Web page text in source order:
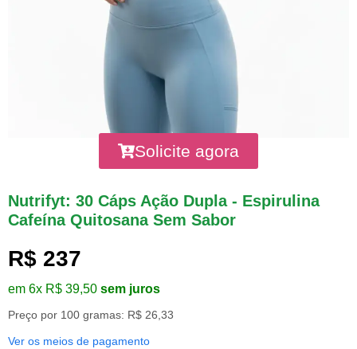
Solicite agora
Nutrifyt: 30 Cáps Ação Dupla - Espirulina
Cafeína Quitosana Sem Sabor
R$ 237
em 6x R$ 39,50 sem juros
Preço por 100 gramas: R$ 26,33
Ver os meios de pagamento